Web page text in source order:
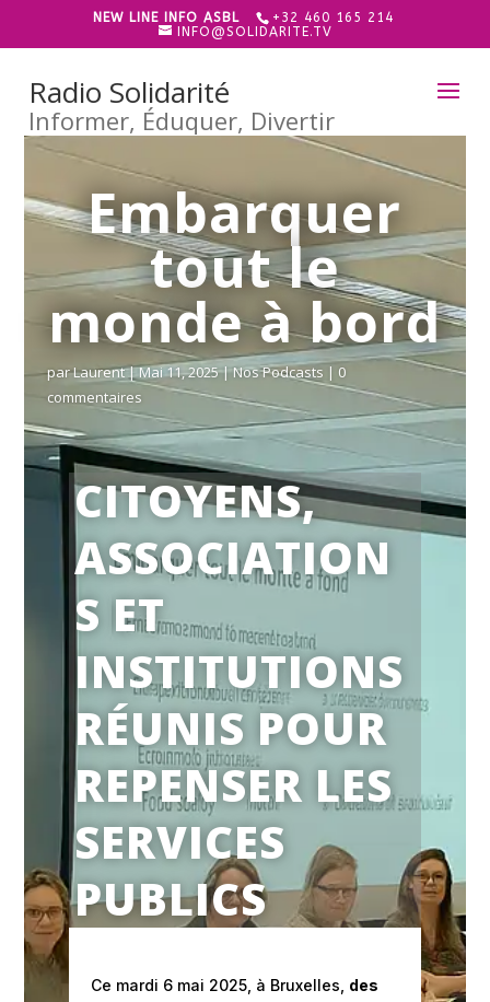
NEW LINE INFO ASBL
+32 460 165 214
INFO@SOLIDARITE.TV
Radio Solidarité
Informer, Éduquer, Divertir
Embarquer
tout le
monde à bord
parLaurent|Mai 11, 2025|Nos Podcasts | 0
commentaires
CITOYENS,
ASSOCIATION
S ET
INSTITUTIONS
RÉUNIS POUR
REPENSER LES
SERVICES
PUBLICS
Ce mardi 6 mai 2025, à Bruxelles, des